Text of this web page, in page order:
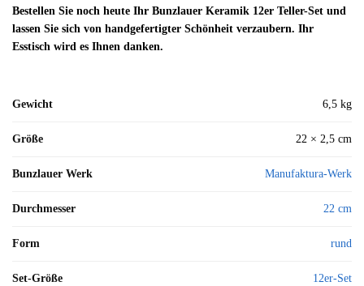
Bestellen Sie noch heute Ihr Bunzlauer Keramik 12er Teller-Set und
lassen Sie sich von handgefertigter Schönheit verzaubern. Ihr
Esstisch wird es Ihnen danken.
Gewicht 6,5 kg
Größe 22 × 2,5 cm
Bunzlauer Werk Manufaktura-Werk
Durchmesser 22 cm
Form rund
Set-Größe 12er-Set